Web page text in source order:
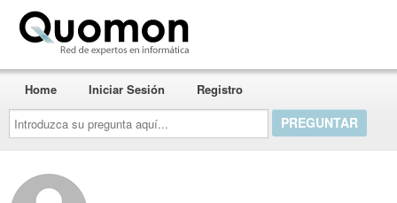
Introduzca
su
pregunta
aquí...
Home Iniciar Sesión Registro